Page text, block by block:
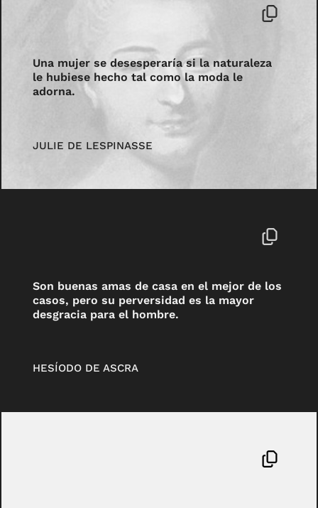
Una mujer se desesperaría si la naturaleza
le hubiese hecho tal como la moda le
adorna.
JULIE DE LESPINASSE
Son buenas amas de casa en el mejor de los
casos, pero su perversidad es la mayor
desgracia para el hombre.
HESÍODO DE ASCRA